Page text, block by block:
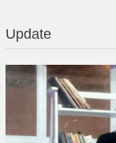
Update